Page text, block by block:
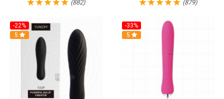
(882) (879)
-22%
Hot
5
-33%
Hot
5